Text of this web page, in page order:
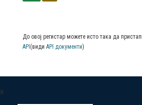
До овој регистар можете исто така да
API (види API документи)
a